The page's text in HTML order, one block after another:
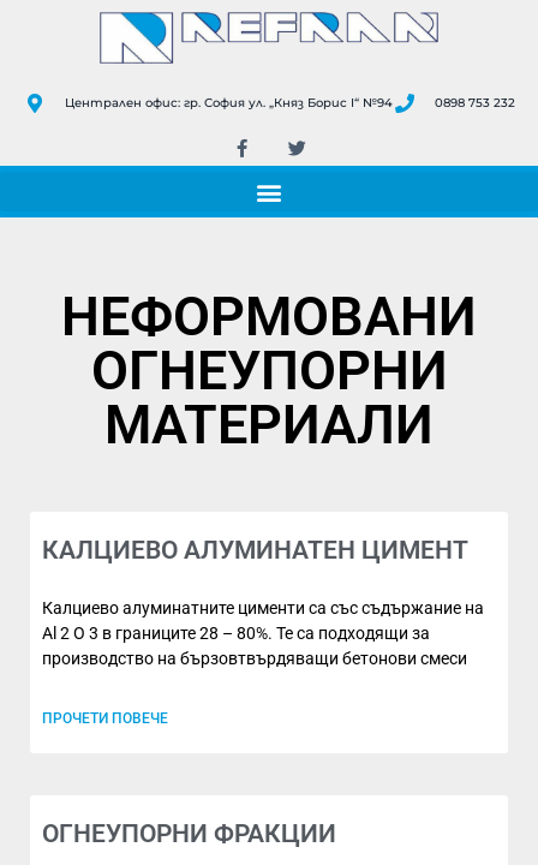
Централен офис: гр. София ул. „Княз Борис I“ №94 0898 753 232
НЕФОРМОВАНИ
ОГНЕУПОРНИ
МАТЕРИАЛИ
КАЛЦИЕВО АЛУМИНАТЕН ЦИМЕНТ
Калциево алуминатните цименти са със съдържание на
Al 2 O 3 в границите 28 – 80%. Те са подходящи за
производство на бързовтвърдяващи бетонови смеси
ПРОЧЕТИ ПОВЕЧЕ
ОГНЕУПОРНИ ФРАКЦИИ